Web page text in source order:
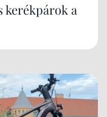
kerékpárok a